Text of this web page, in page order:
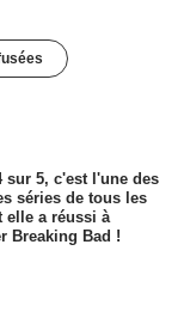
sur 5, c'est l'une des
séries de tous les
elle a réussi à
Breaking Bad !